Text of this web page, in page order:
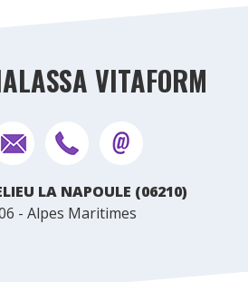
VITAFORM
LA NAPOULE (06210)
- Alpes Maritimes